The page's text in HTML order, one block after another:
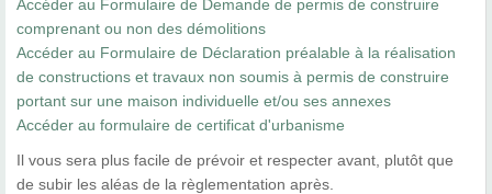
Accéder au Formulaire de Demande de permis de construire
comprenant ou non des démolitions
Accéder au Formulaire de Déclaration préalable à la réalisation
de constructions et travaux non soumis à permis de construire
portant sur une maison individuelle et/ou ses annexes
Accéder au formulaire de certificat d'urbanisme
Il vous sera plus facile de prévoir et respecter avant, plutôt que
de subir les aléas de la règlementation après.